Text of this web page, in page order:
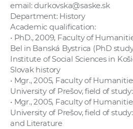
email: durkovska@saske.sk
Department: History
Academic qualification:
• PhD., 2009, Faculty of
Bel in Banská Bystrica (PhD
Institute of Social Sciences in
Slovak history
• Mgr., 2005, Faculty of
University of Prešov, field of
• Mgr., 2005, Faculty of
University of Prešov, field of
and Literature